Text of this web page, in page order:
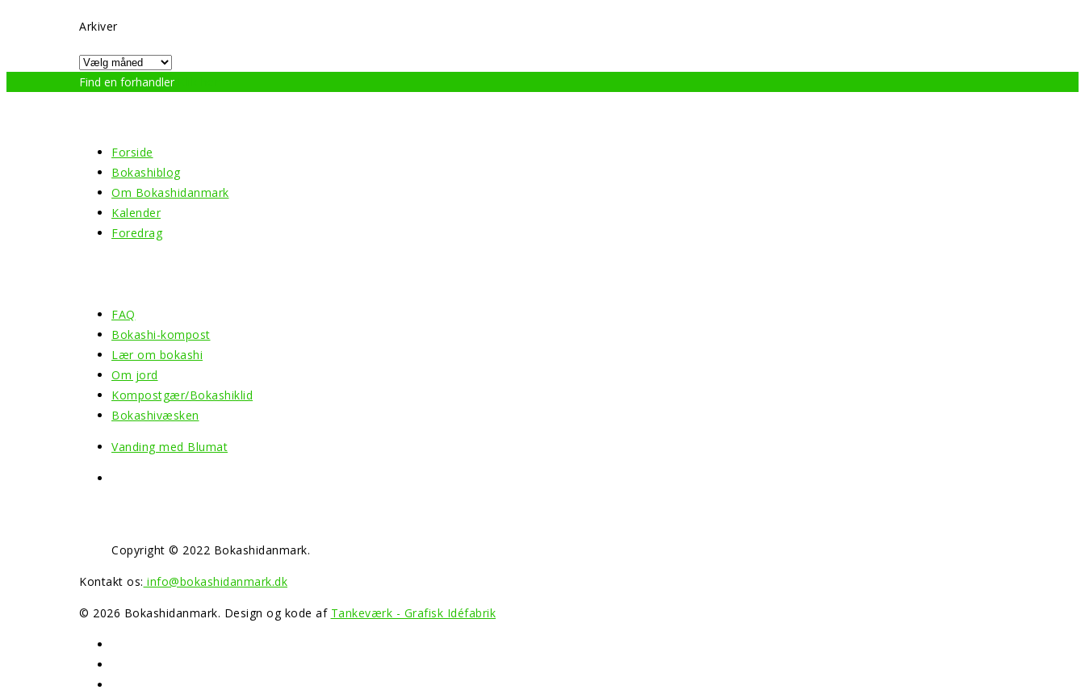
Arkiver
Arkiver
Find en forhandler
Forside
Bokashiblog
Om Bokashidanmark
Kalender
Foredrag
FAQ
Bokashi-kompost
Lær om bokashi
Om jord
Kompostgær/Bokashiklid
Bokashivæsken
Vanding med Blumat
Copyright © 2022 Bokashidanmark.
Kontakt os: info@bokashidanmark.dk
© 2026 Bokashidanmark. Design og kode af Tankeværk - Grafisk Idéfabrik